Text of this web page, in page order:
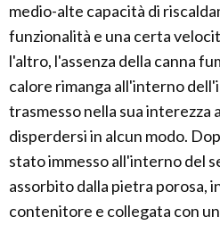
medio-alte capacità di
funzionalità e una certa
l'altro, l'assenza della canna
calore rimanga all'interno
trasmesso nella sua interezza
disperdersi in alcun modo.
stato immesso all'interno del
assorbito dalla pietra porosa,
contenitore e collegata con